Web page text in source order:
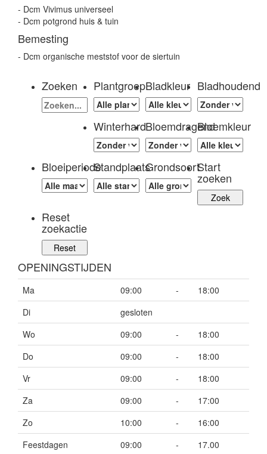
- Dcm Vivimus universeel
- Dcm potgrond huis & tuin
Bemesting
- Dcm organische meststof voor de siertuin
Zoeken PlantgroepBladkleur Bladhoudend
WinterhardBloemdragendBloemkleur
BloeiperiodeStandplaatsGrondsoortStart
zoeken
Reset
zoekactie
OPENINGSTIJDEN
Ma 09:00 -
18:00
Di
gesloten
Wo
09:00 -
18:00
Do
09:00 -
18:00
Vr
09:00 -
18:00
Za
09:00 -
17:00
Zo
10:00 -
16:00
Feestdagen
09:00 - 17.00